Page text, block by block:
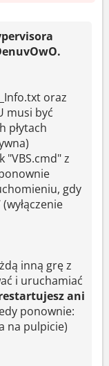
F7 przy
Bit
lub AMD
GeForce
RX
A580
oraz
musi być
płytach
z
gdy
inną grę z
i uruchamiać
ani
ponownie:
na pulpicie)